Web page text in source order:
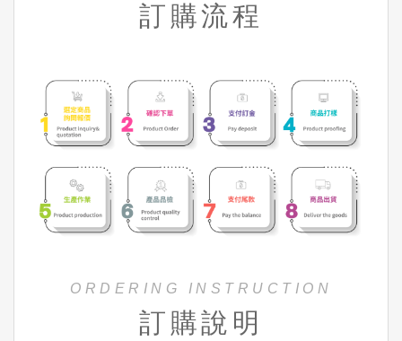
訂購流程
ORDERING INSTRUCTION
訂購說明